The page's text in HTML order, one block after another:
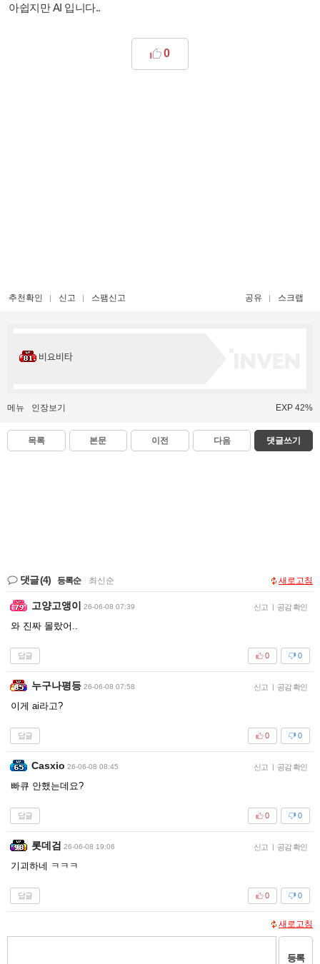
아쉽지만 AI 입니다..
0
추천확인 신고 스팸신고 공유 스크랩
비요비타
메뉴 인장보기 EXP 42%
목록 본문 이전 다음 댓글쓰기
댓글(4) 등록순 최신순 새로고침
고양고앵이 26-06-08 07:39 신고 | 공감 확인
와 진짜 몰랐어..
답글 0
0
누구나평등 26-06-08 07:58 신고 | 공감 확인
이게 ai라고?
답글 0
0
Casxio 26-06-08 08:45 신고 | 공감 확인
빠큐 안했는데요?
답글 0
0
롯데검 26-06-08 19:06 신고 | 공감 확인
기괴하네 ㅋㅋㅋ
답글 0
0
새로고침
등록